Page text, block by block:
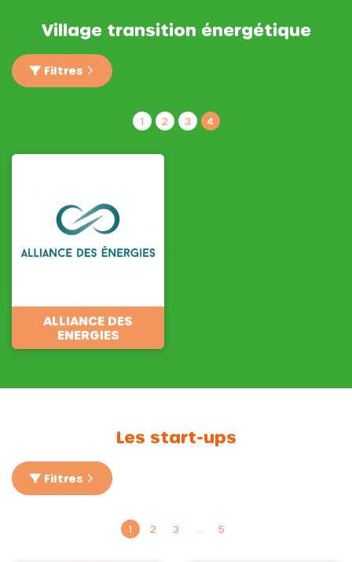
Village transition énergétique
Filtres
1 2 3 4
ALLIANCE DES
ENERGIES
Les start-ups
Filtres
1 2 3 5